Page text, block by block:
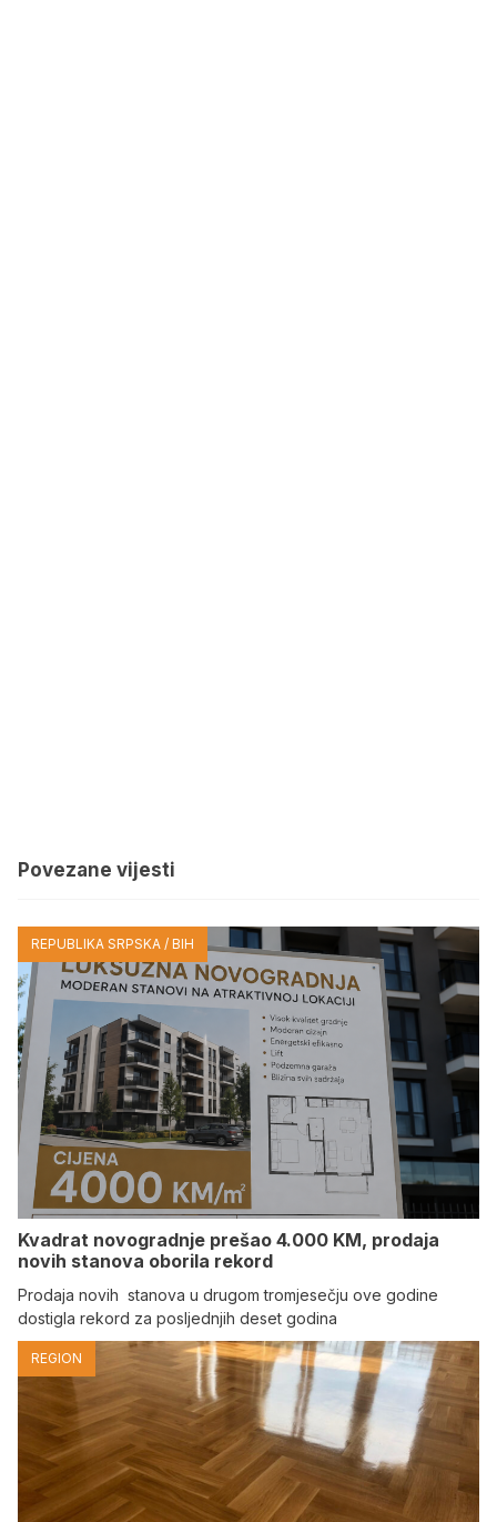
Povezane vijesti
REPUBLIKA SRPSKA / BIH
Kvadrat novogradnje prešao 4.000 KM, prodaja
novih stanova oborila rekord
Prodaja novih stanova u drugom tromjesečju ove godine
dostigla rekord za posljednjih deset godina
REGION